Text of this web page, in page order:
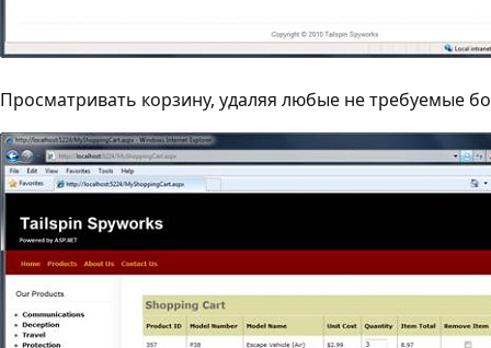
Просматривать корзину, удаляя любые не требуемые